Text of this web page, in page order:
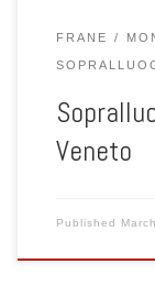
FRANE
Veneto
Published